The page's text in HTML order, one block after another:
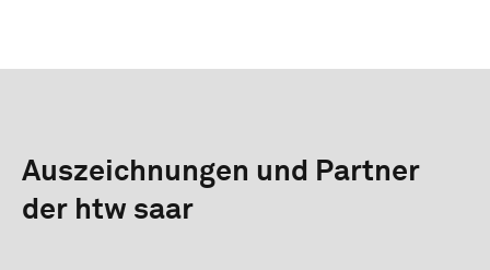
Auszeichnungen und Partner
der htw saar